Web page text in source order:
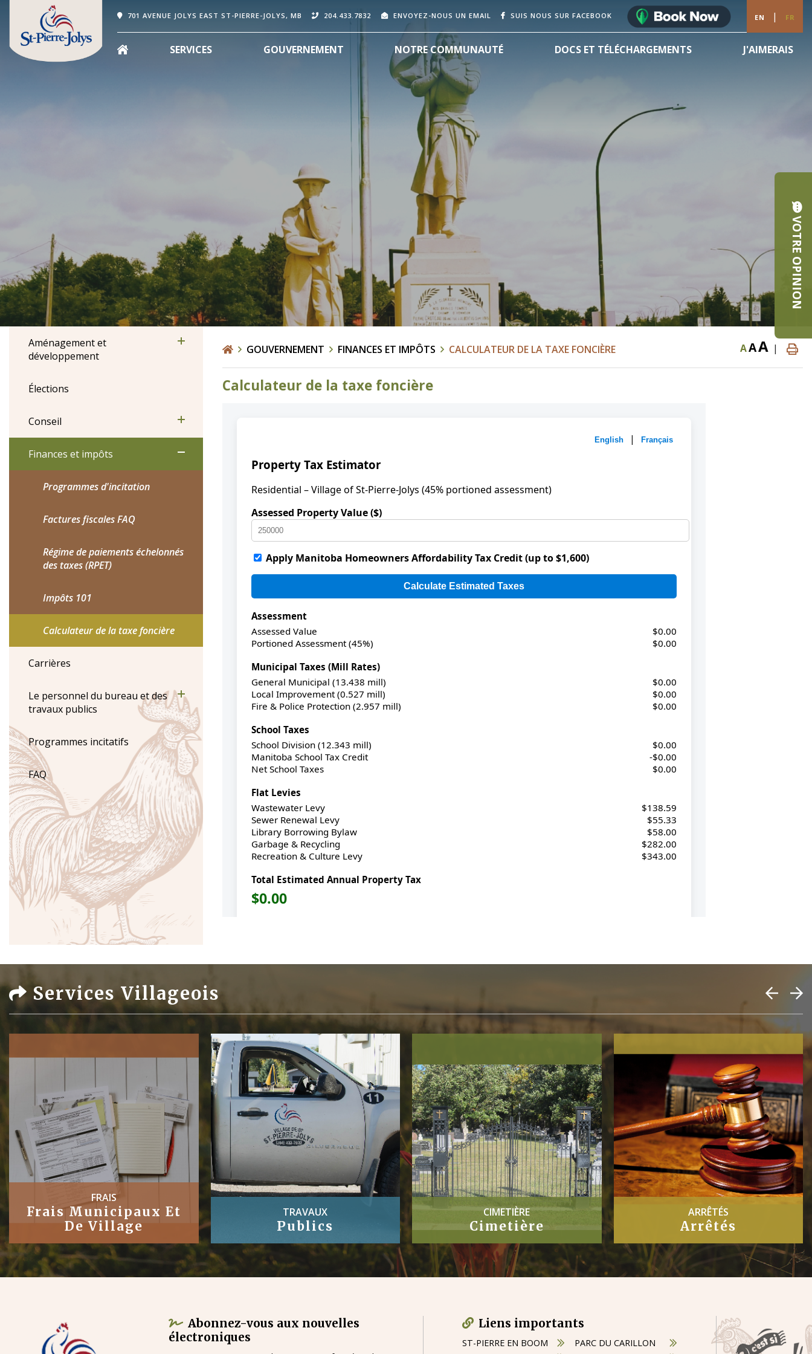
701 AVENUE JOLYS EAST ST-PIERRE-JOLYS, MB 204.433.7832 ENVOYEZ-NOUS UN EMAIL SUIS NOUS SUR FACEBOOK EN | FR
SERVICES GOUVERNEMENT NOTRE COMMUNAUTÉ DOCS ET TÉLÉCHARGEMENTS J'AIMERAIS
Aménagement et
développement
Élections
Conseil
Finances et impôts
Programmes d'incitation
Factures fiscales FAQ
Régime de paiements échelonnés
des taxes (RPET)
Impôts 101
Calculateur de la taxe foncière
Carrières
Le personnel du bureau et des
travaux publics
Programmes incitatifs
FAQ
GOUVERNEMENT FINANCES ET IMPÔTS CALCULATEUR DE LA TAXE FONCIÈRE AAA |
Calculateur de la taxe foncière
Services Villageois
TRAVAUX
Publics
CIMETIÈRE
Cimetière
ARRÊTÉS
Arrêtés
PROCÈS-VERBAUX
Procès-Verbaux
Abonnez-vous aux nouvelles
électroniques
Liens importants
ST-PIERRE EN BOOM
PARC DU CARILLON
VOTRE OPINION